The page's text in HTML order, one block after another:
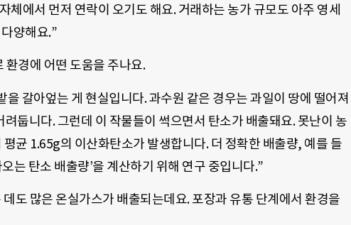
체에서 먼저 연락이 오기도 해요. 거래하는 농가 규모도 아주 영세
양해요.”
경에 어떤 도움을 주나요.
을 갈아엎는 게 현실입니다. 과수원 같은 경우는 과일이 땅에 떨어져
둡니다. 그런데 이 작물들이 썩으면서 탄소가 배출돼요. 못난이 농
균 1.65g의 이산화탄소가 발생합니다. 더 정확한 배출량, 예를 들
는 탄소 배출량’을 계산하기 위해 연구 중입니다.”
도 많은 온실가스가 배출되는데요. 포장과 유통 단계에서 환경을